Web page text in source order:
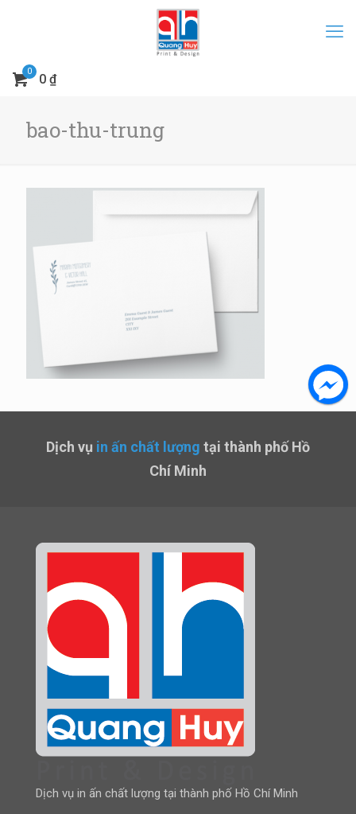
0
0 ₫
bao-thu-trung
Dịch vụ in ấn chất lượng tại thành phố Hồ
Chí Minh
Dịch vụ in ấn chất lượng tại thành phố Hồ Chí Minh